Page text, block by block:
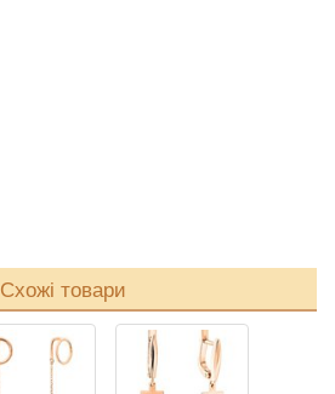
Схожі товари